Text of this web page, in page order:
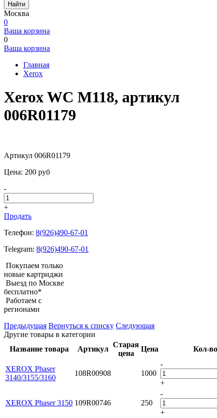
Найти
Москва
0
Ваша корзина
0
Ваша корзина
Главная
Xerox
Xerox WC M118, артикул
006R01179
Артикул 006R01179
Цена: 200 pуб
-
+
Продать
Телефон: 8(926)490-67-01
Telegram: 8(926)490-67-01
Покупаем только
новые картриджи
Выезд по Москве
бесплатно*
Работаем с
регионами
Предыдущая Вернуться к списку Следующая
Другие товары в категории
Название товара
Артикул
Старая
цена
Цена Кол-во
XEROX Phaser
3140/3155/3160
108R00908 1000
-
+
XEROX Phaser 3150 109R00746 250
-
+